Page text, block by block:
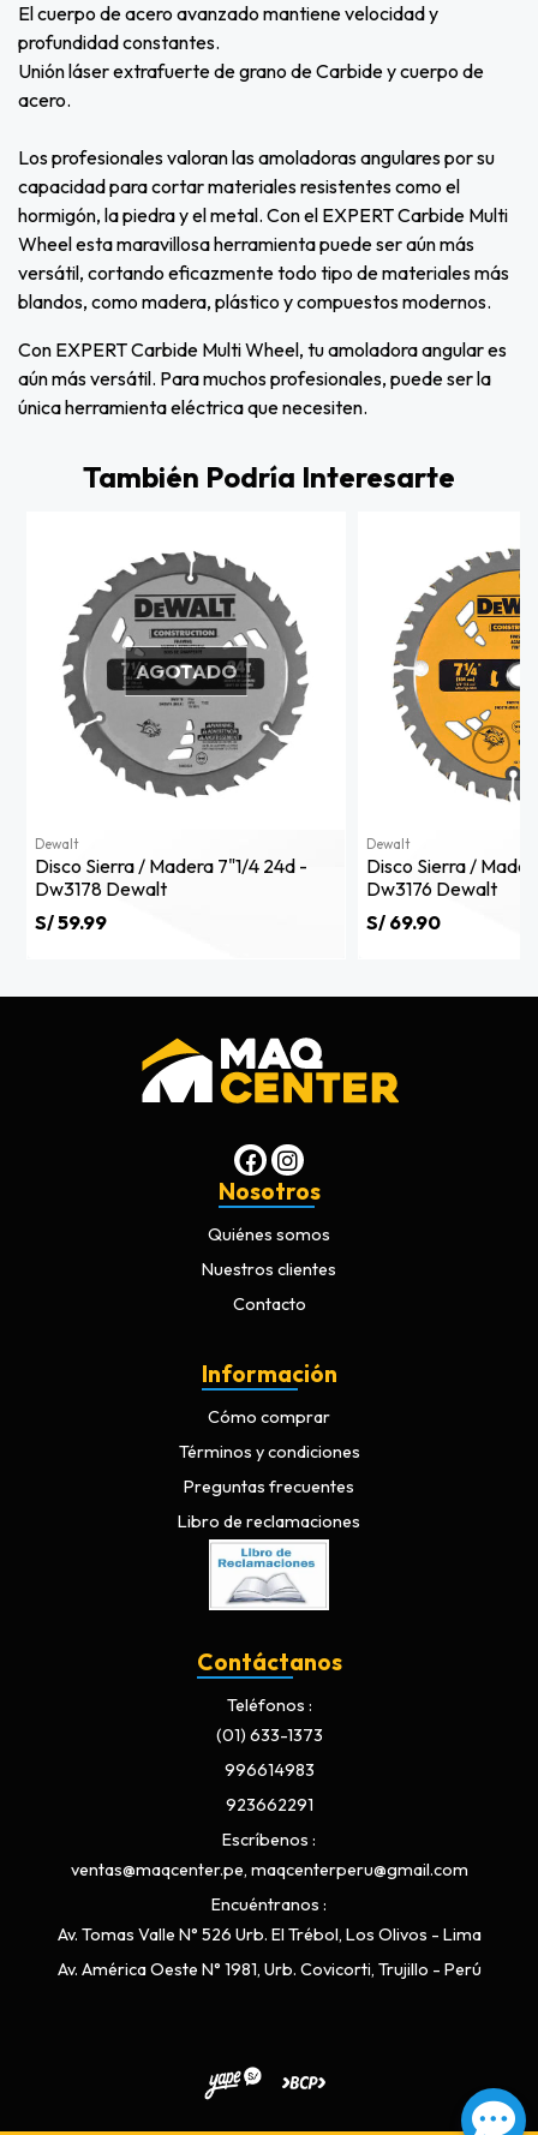
El cuerpo de acero avanzado mantiene velocidad y
profundidad constantes.
Unión láser extrafuerte de grano de Carbide y cuerpo de
acero.
Los profesionales valoran las amoladoras angulares por su
capacidad para cortar materiales resistentes como el
hormigón, la piedra y el metal. Con el EXPERT Carbide Multi
Wheel esta maravillosa herramienta puede ser aún más
versátil, cortando eficazmente todo tipo de materiales más
blandos, como madera, plástico y compuestos modernos.
Con EXPERT Carbide Multi Wheel, tu amoladora angular es
aún más versátil. Para muchos profesionales, puede ser la
única herramienta eléctrica que necesiten.
También Podría Interesarte
AGOTADO
Dewalt
Disco Sierra / Madera 7"1/4 24d -
Dw3178 Dewalt
S/ 59.99
Dewalt
Disco Sierra /
Dw3176 Dewalt
S/ 69.90
Nosotros
Quiénes somos
Nuestros clientes
Contacto
Información
Cómo comprar
Términos y condiciones
Preguntas frecuentes
Libro de reclamaciones
Contáctanos
Teléfonos
(01) 633-1373
996614983
923662291
Escríbenos
ventas@maqcenter.pe, maqcenterperu@gmail.com
Encuéntranos
Av. Tomas Valle N° 526 Urb. El Trébol, Los Olivos - Lima
Av. América Oeste N° 1981, Urb. Covicorti, Trujillo - Perú